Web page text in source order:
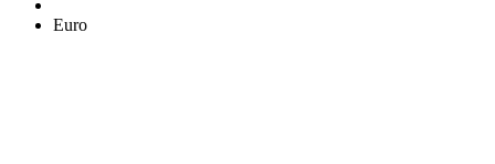
Euro